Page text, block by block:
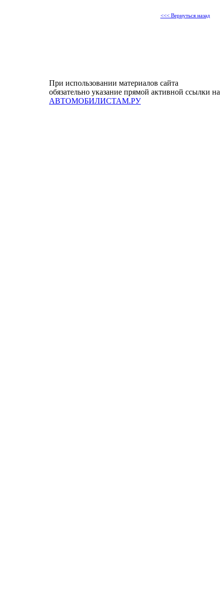
<<< Вернуться назад
При использовании материалов сайта
обязательно указание прямой активной ссылки на
АВТОМОБИЛИСТАМ.РУ